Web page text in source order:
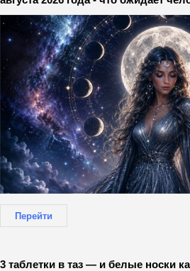
Перейти
3 таблетки в таз — и белые носки